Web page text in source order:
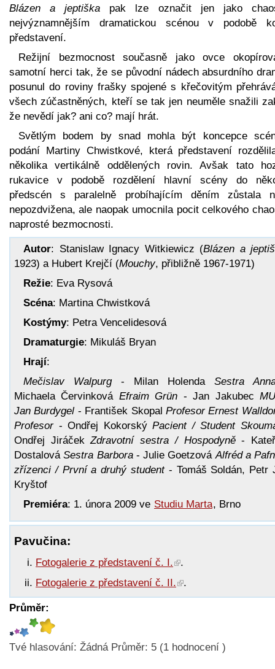
Blázen a jeptiška pak lze označit jen jako
nejvýznamnějším dramatickou scénou v podobě
představení.
Režijní bezmocnost současně jako ovce
samotní herci tak, že se původní nádech absurdního
posunul do roviny frašky spojené s křečovitým
všech zúčastněných, kteří se tak jen neuměle snažili
že nevědí jak? ani co? mají hrát.
Světlým bodem by snad mohla být koncepce
podání Martiny Chwistkové, která představení
několika vertikálně oddělených rovin. Avšak tato
rukavice v podobě rozdělení hlavní scény do
předscén s paralelně probíhajícím děním zůstala
nepozdvižena, ale naopak umocnila pocit celkového
naprosté bezmocnosti.
Autor: Stanislaw Ignacy Witkiewicz (Blázen a
1923) a Hubert Krejčí (Mouchy, přibližně 1967-1971)
Režie: Eva Rysová
Scéna: Martina Chwistková
Kostýmy: Petra Vencelidesová
Dramaturgie: Mikuláš Bryan
Hrají:
Mečislav Walpurg- Milan Holenda Sestra
Michaela Červinková Efraim Grün - Jan Jakubec
Jan Burdygel - František Skopal Profesor Ernest
Profesor- Ondřej Kokorský Pacient / Student
Ondřej JiráčekZdravotní sestra / Hospodyně-
DostalováSestra Barbora- Julie Goetzová Alfréd a
zřízenci / První a druhý student- Tomáš Soldán, Petr
Kryštof
Premiéra: 1. února 2009 ve Studiu Marta, Brno
Pavučina:
Fotogalerie z představení č. I.
.
Fotogalerie z představení č. II.
.
Průměr:
Tvé hlasování: Žádná Průměr: 5 (1 hodnocení )